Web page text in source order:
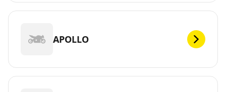
APOLLO